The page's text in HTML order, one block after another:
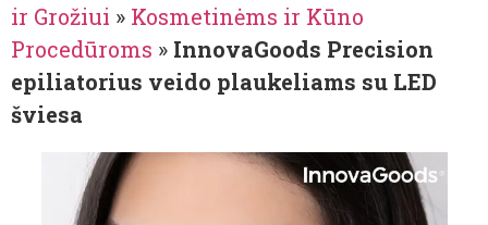
ir Grožiui » Kosmetinėms ir Kūno
Procedūroms » InnovaGoods Precision
epiliatorius veido plaukeliams su LED
šviesa